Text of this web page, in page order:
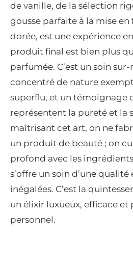
de vanille, de la sélection
gousse parfaite à la mise en
dorée, est une expérience
produit final est bien plus
parfumée. C’est un soin
concentré de nature
superflu, et un témoignage
représentent la pureté et la
maîtrisant cet art, on ne
un produit de beauté ; on
profond avec les
s’offre un soin d’une qualité
inégalées. C’est la
un élixir luxueux, efficace
personnel.